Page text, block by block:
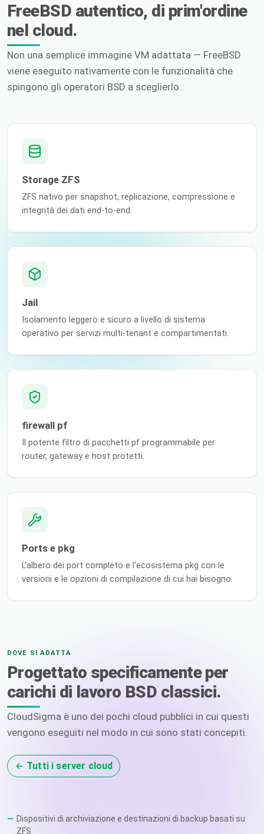
FreeBSD autentico, di prim'ordine
nel cloud.
Non una semplice immagine VM adattata — FreeBSD
viene eseguito nativamente con le funzionalità che
spingono gli operatori BSD a sceglierlo.
Storage ZFS
ZFS nativo per snapshot, replicazione, compressione e
integrità dei dati end-to-end.
Jail
Isolamento leggero e sicuro a livello di sistema
operativo per servizi multi-tenant e compartimentati.
firewall pf
Il potente filtro di pacchetti pf programmabile per
router, gateway e host protetti.
Ports e pkg
L'albero dei port completo e l'ecosistema pkg con le
versioni e le opzioni di compilazione di cui hai bisogno.
DOVE SI ADATTA
Progettato specificamente per
carichi di lavoro BSD classici.
CloudSigma è uno dei pochi cloud pubblici in cui questi
vengono eseguiti nel modo in cui sono stati concepiti.
Tutti i server cloud
Dispositivi di archiviazione e destinazioni di backup basati su
ZFS